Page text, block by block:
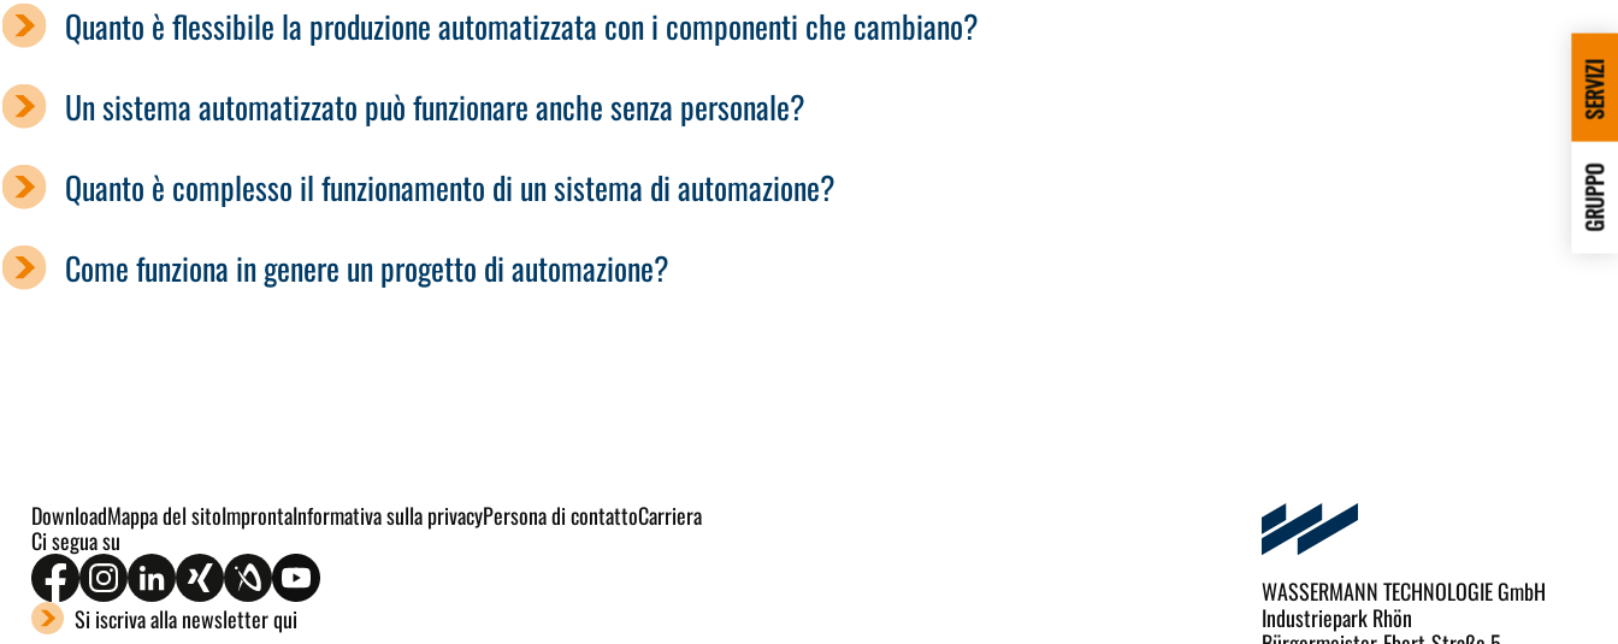
Quanto è flessibile la produzione automatizzata con i componenti che cambiano?
Un sistema automatizzato può funzionare anche senza personale?
Quanto è complesso il funzionamento di un sistema di automazione?
Come funziona in genere un progetto di automazione?
GRUPPO
SERVIZI
DownloadMappa del sitoImprontaInformativa sulla privacyPersona di contattoCarriera
Ci segua su
Si iscriva alla newsletter qui
WASSERMANN TECHNOLOGIE GmbH
Industriepark Rhön